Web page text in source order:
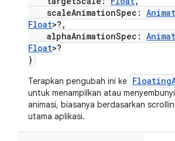
scaleAnimationSpec:
Float>?,
alphaAnimationSpec:
Float>?
)
Terapkan pengubah ini ke
untuk menampilkan atau
animasi, biasanya berdasarkan
utama aplikasi.